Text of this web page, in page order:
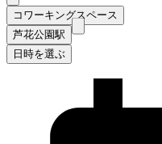
コワーキングスペース
芦花公園駅
日時を選ぶ